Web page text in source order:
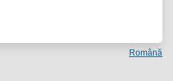
Română